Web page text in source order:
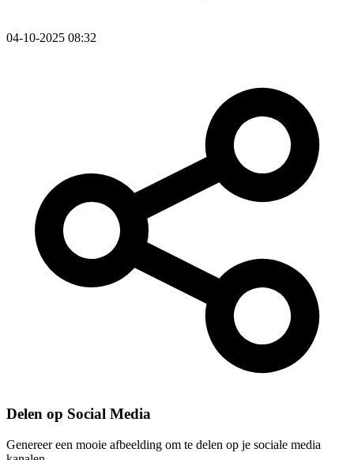
04-10-2025 08:32
Delen op Social Media
Genereer een mooie afbeelding om te delen op je sociale media